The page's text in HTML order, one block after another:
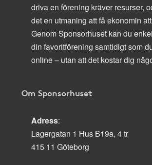
driva en förening kräver resurser,
det en utmaning att få ekonomin
Genom Sponsorhuset kan du
din favoritförening samtidigt som
online – utan att det kostar dig
Om Sponsorhuset
Adress:
Lagergatan 1 Hus B19a, 4 tr
415 11 Göteborg